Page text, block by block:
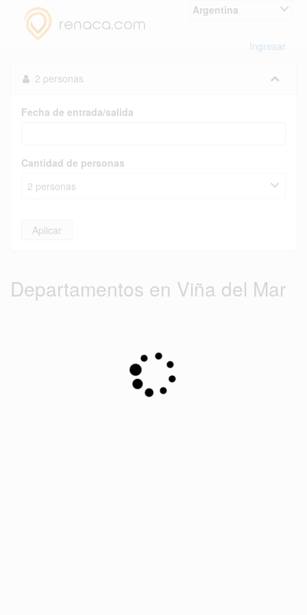
Argentina
Ingresar
2 personas
Fecha de entrada/salida
Cantidad de personas
2 personas
Aplicar
Departamentos en Viña del Mar